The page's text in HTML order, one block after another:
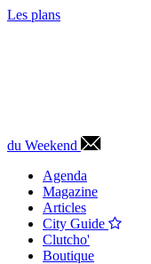
Les plans
du Weekend
Agenda
Magazine
Articles
City Guide
Clutcho'
Boutique